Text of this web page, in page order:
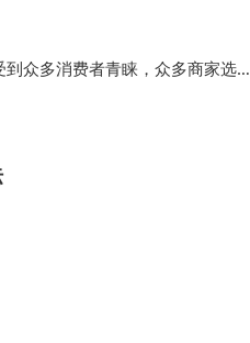
众多消费者青睐，众多商家选择
迅速出库；在美国，京东物流已